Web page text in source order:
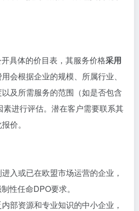
具体的价目表，其服务价格采用
会根据企业的规模、所属行业、
及所需服务的范围（如是否包含
进行评估。潜在客户需要联系其
价。
进入或已在欧盟市场运营的企业，
性任命DPO要求。
部资源和专业知识的中小企业，